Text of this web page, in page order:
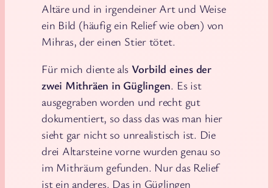
Altäre und in irgendeiner Art und Weise
ein Bild (häufig ein Relief wie oben) von
Mihras, der einen Stier tötet.
Für mich diente als Vorbild eines der
zwei Mithräen in Güglingen. Es ist
ausgegraben worden und recht gut
dokumentiert, so dass das was man hier
sieht gar nicht so unrealistisch ist. Die
drei Altarsteine vorne wurden genau so
im Mithräum gefunden. Nur das Relief
ist ein anderes. Das in Güglingen